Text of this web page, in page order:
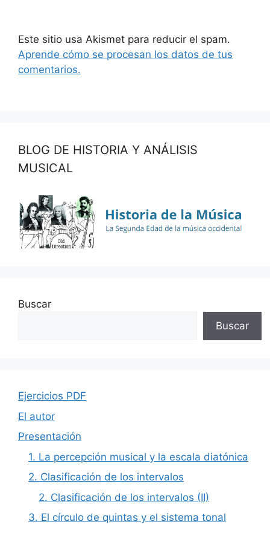
Este sitio usa Akismet para reducir el spam.
Aprende cómo se procesan los datos de tus
comentarios.
BLOG DE HISTORIA Y ANÁLISIS
MUSICAL
Buscar
Buscar
Ejercicios PDF
El autor
Presentación
1. La percepción musical y la escala diatónica
2. Clasificación de los intervalos
2. Clasificación de los intervalos (II)
3. El círculo de quintas y el sistema tonal